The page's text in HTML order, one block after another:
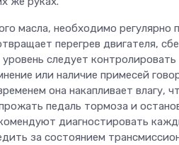
масла, необходимо регулярно
перегрев двигателя,
следует
или наличие примесей
она накапливает
педаль тормоза и
диагностировать
за состоянием